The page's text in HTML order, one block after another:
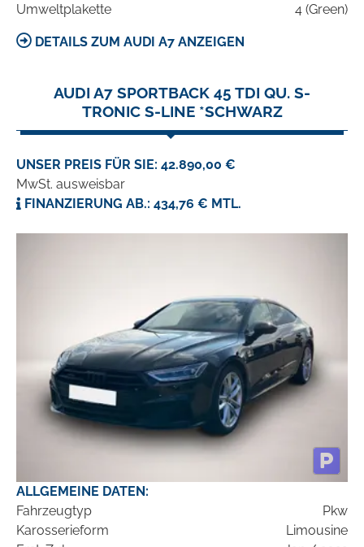
Umweltplakette 4 (Green)
DETAILS ZUM AUDI A7 ANZEIGEN
AUDI A7 SPORTBACK 45 TDI QU. S-
TRONIC S-LINE *SCHWARZ
UNSER PREIS FÜR SIE: 42.890,00 €
MwSt. ausweisbar
FINANZIERUNG AB.: 434,76 € MTL.
ALLGEMEINE DATEN:
Fahrzeugtyp
Pkw
Karosserieform
Limousine